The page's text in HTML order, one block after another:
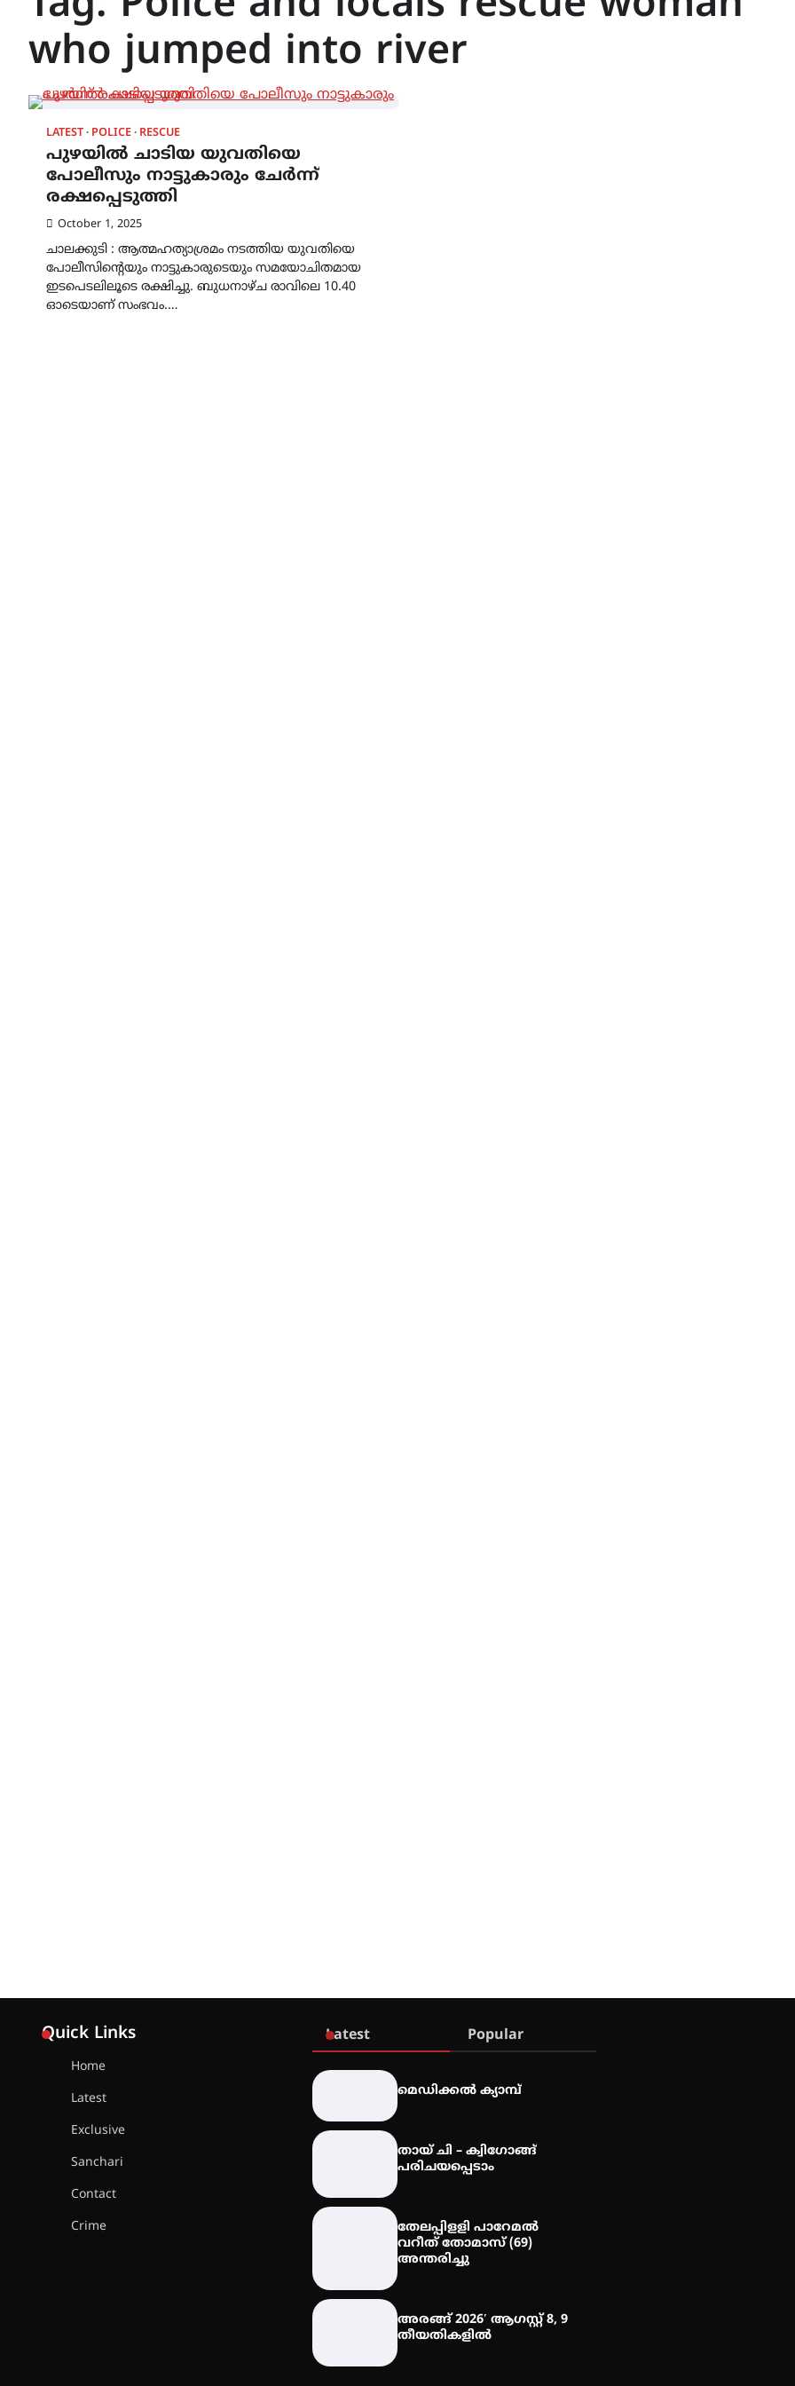
who jumped into river
LATEST POLICE RESCUE
പുഴയിൽ ചാടിയ യുവതിയെ
പോലീസും നാട്ടുകാരും ചേർന്ന്
രക്ഷപ്പെടുത്തി
October 1, 2025
ചാലക്കുടി : ആത്മഹത്യാശ്രമം നടത്തിയ യുവതിയെ
പോലീസിന്റെയും നാട്ടുകാരുടെയും സമയോചിതമായ
ഇടപെടലിലൂടെ രക്ഷിച്ചു. ബുധനാഴ്ച രാവിലെ 10.40
ഓടെയാണ് സംഭവം.…
Quick Links
Home
Latest
Exclusive
Sanchari
Contact
Crime
Latest Popular
മെഡിക്കൽ ക്യാമ്പ്
തായ് ചി – ക്വിഗോങ്ങ്
പരിചയപ്പെടാം
തേലപ്പിളളി പാറേമൽ
വറീത് തോമാസ് (69)
അന്തരിച്ചു
അരങ്ങ് 2026′ ആഗസ്റ്റ് 8, 9
തീയതികളിൽ